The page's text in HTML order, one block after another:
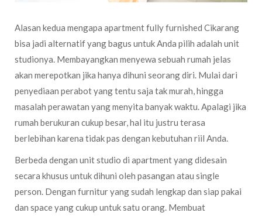
Alasan kedua mengapa apartment fully furnished Cikarang
bisa jadi alternatif yang bagus untuk Anda pilih adalah unit
studionya. Membayangkan menyewa sebuah rumah jelas
akan merepotkan jika hanya dihuni seorang diri. Mulai dari
penyediaan perabot yang tentu saja tak murah, hingga
masalah perawatan yang menyita banyak waktu. Apalagi jika
rumah berukuran cukup besar, hal itu justru terasa
berlebihan karena tidak pas dengan kebutuhan riil Anda.
Berbeda dengan unit studio di apartment yang didesain
secara khusus untuk dihuni oleh pasangan atau single
person. Dengan furnitur yang sudah lengkap dan siap pakai
dan space yang cukup untuk satu orang. Membuat